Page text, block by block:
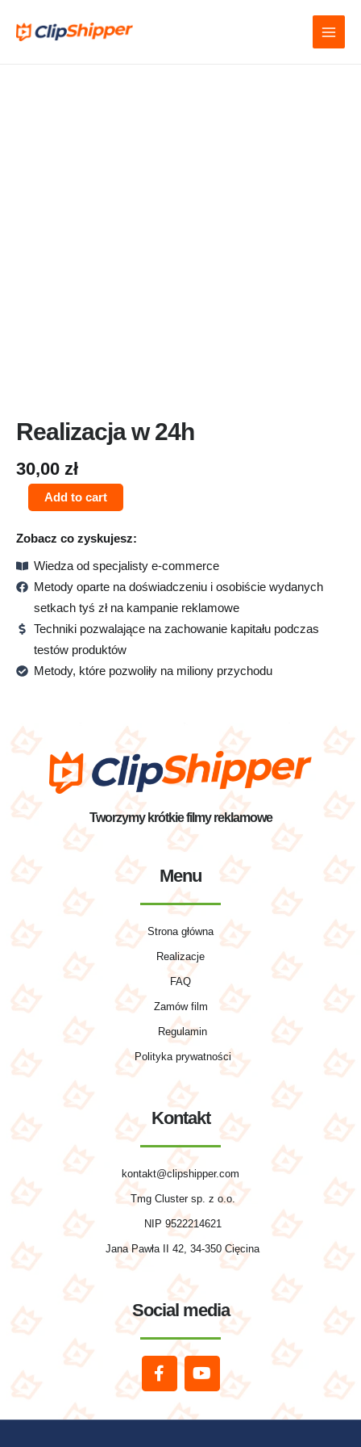
Realizacja w 24h
30,00 zł
Add to cart
Zobacz co zyskujesz:
Wiedza od specjalisty e-commerce
Metody oparte na doświadczeniu i osobiście wydanych
setkach tyś zł na kampanie reklamowe
Techniki pozwalające na zachowanie kapitału podczas
testów produktów
Metody, które pozwoliły na miliony przychodu
Tworzymy krótkie filmy reklamowe
Menu
Strona główna
Realizacje
FAQ
Zamów film
Regulamin
Polityka prywatności
Kontakt
kontakt@clipshipper.com
Tmg Cluster sp. z o.o.
NIP 9522214621
Jana Pawła II 42, 34-350 Cięcina
Social media